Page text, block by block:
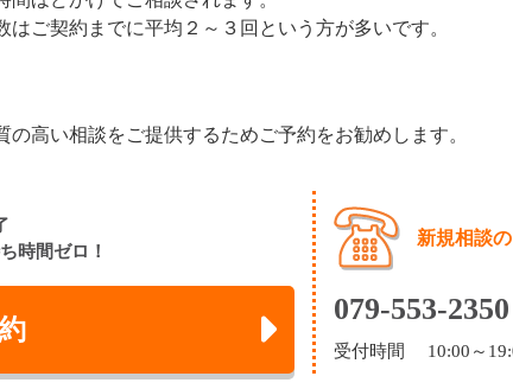
はご契約までに平均２～３回という方が多いです。
の高い相談をご提供するためご予約をお勧めします。
時間ゼロ！
新規相談
079-553-2350
受付時間 10:00～